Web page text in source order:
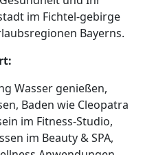
im Fichtel-gebirge
Bayerns.
Wasser genießen,
Baden wie Cleopatra
im Fitness-Studio,
im Beauty & SPA,